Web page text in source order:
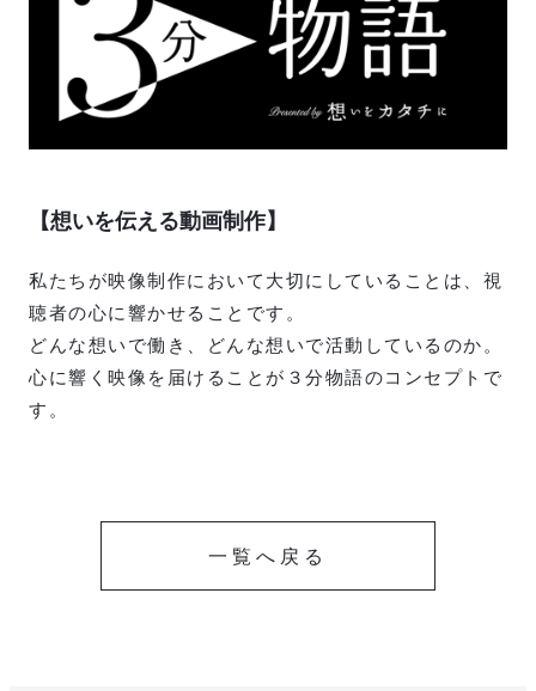
【想いを伝える動画制作】
私たちが映像制作において大切にしていることは、視
聴者の心に響かせることです。
どんな想いで働き、どんな想いで活動しているのか。
心に響く映像を届けることが３分物語のコンセプトで
す。
一覧へ戻る